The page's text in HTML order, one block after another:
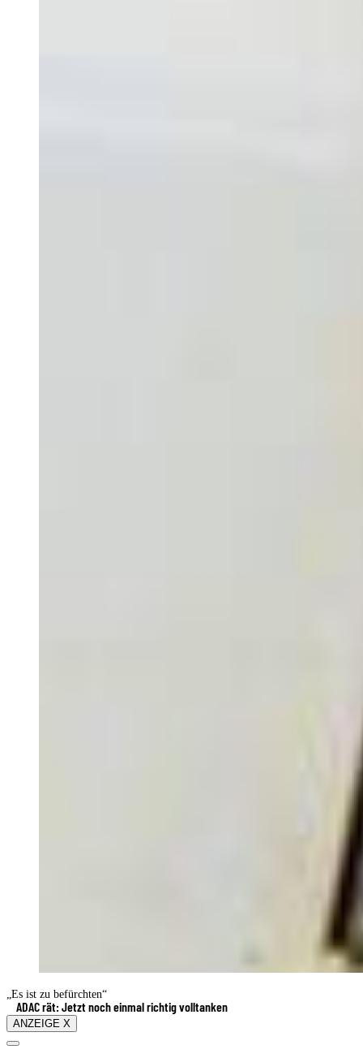
„Es ist zu befürchten“
ADAC rät: Jetzt noch einmal richtig volltanken
ANZEIGE X